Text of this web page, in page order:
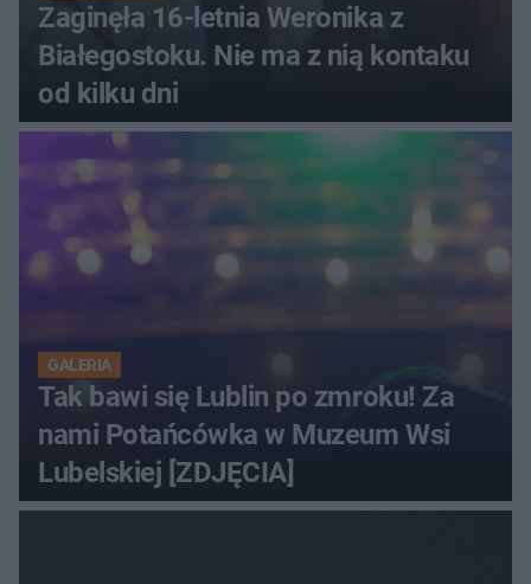
Zaginęła 16-letnia Weronika z
Białegostoku. Nie ma z nią kontaku
od kilku dni
GALERIA
Tak bawi się Lublin po zmroku! Za
nami Potańcówka w Muzeum Wsi
Lubelskiej [ZDJĘCIA]